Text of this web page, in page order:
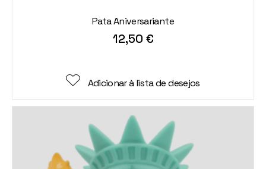
Pata Aniversariante
12,50 €
Adicionar à lista de desejos